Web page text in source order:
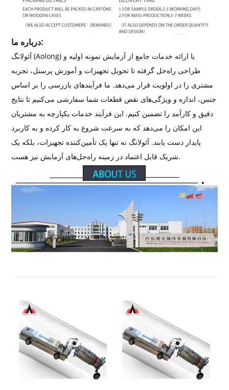
درباره ما:
آئولانگ (Aolong) با ارائه خدمات جامع از آزمایش نمونه اولیه و
طراحی راه‌حل گرفته تا تحویل تجهیزات و آموزش پرسنل، تجربه
مشتری را در اولویت قرار می‌دهد. ما فرآیندهای بازرسی را بر اساس
جنس، اندازه و ویژگی‌های نقص قطعات شما سفارشی می‌کنیم تا نتایج
دقیق و کارآمد را تضمین کنیم. این فرآیند خدمات یکپارچه به مشتریان
این امکان را می‌دهد که به سرعت شروع به کار کرده و به کاربرد
پایدار دست یابند. آئولانگ نه تنها یک تأمین‌کننده تجهیزات، بلکه یک
شریک قابل اعتماد در زمینه راه‌حل‌های آزمایش نیز هست.